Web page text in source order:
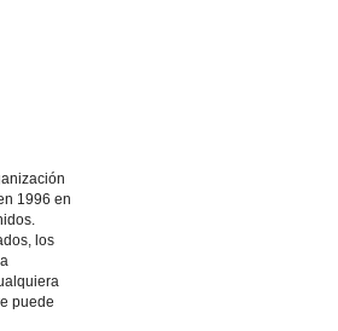
1996 en
los
puede